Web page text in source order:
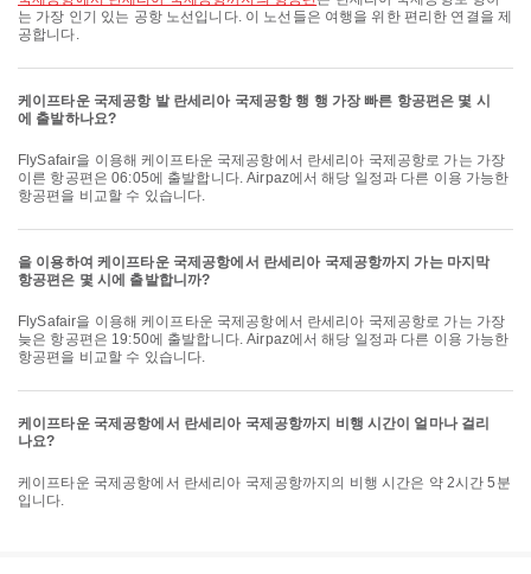
는 가장 인기 있는 공항 노선입니다. 이 노선들은 여행을 위한 편리한 연결을 제
공합니다.
케이프타운 국제공항 발 란세리아 국제공항 행 행 가장 빠른 항공편은 몇 시
에 출발하나요?
FlySafair을 이용해 케이프타운 국제공항에서 란세리아 국제공항로 가는 가장
이른 항공편은 06:05에 출발합니다. Airpaz에서 해당 일정과 다른 이용 가능한
항공편을 비교할 수 있습니다.
을 이용하여 케이프타운 국제공항에서 란세리아 국제공항까지 가는 마지막
항공편은 몇 시에 출발합니까?
FlySafair을 이용해 케이프타운 국제공항에서 란세리아 국제공항로 가는 가장
늦은 항공편은 19:50에 출발합니다. Airpaz에서 해당 일정과 다른 이용 가능한
항공편을 비교할 수 있습니다.
케이프타운 국제공항에서 란세리아 국제공항까지 비행 시간이 얼마나 걸리
나요?
케이프타운 국제공항에서 란세리아 국제공항까지의 비행 시간은 약 2시간 5분
입니다.